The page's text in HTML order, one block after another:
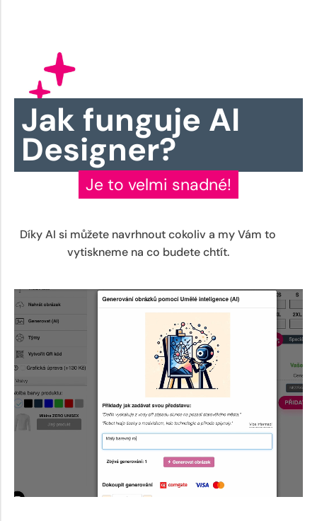
Jak funguje AI
Designer?
Je to velmi snadné!
Díky AI si můžete navrhnout cokoliv a my Vám to
vytiskneme na co budete chtít.